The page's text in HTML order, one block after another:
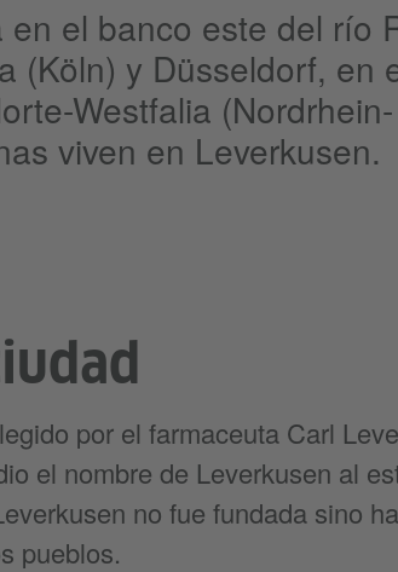
el banco este del río
(Köln) y Düsseldorf, en
Westfalia (Nordrhein-
viven en Leverkusen.
por el farmaceuta Carl
el nombre de Leverkusen al
no fue fundada sino
pueblos.